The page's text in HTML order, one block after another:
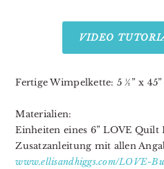
VIDEO
Fertige Wimpelkette: 5 ½” x 45”⁣⁣⁣⁣⁣⁣⁣⁣⁣
Materialien:⁣⁣⁣⁣⁣⁣⁣⁣⁣⁣
Einheiten eines 6” LOVE
Zusatzanleitung mit allen
www.ellisandhiggs.com/LOVE-